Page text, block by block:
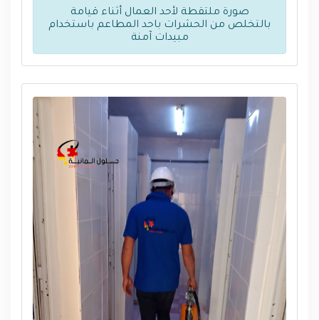
صورة ملتقطة لأحد العمال أثناء قيامة
بالتخلص من الحشرات باحد المطاعم باستخدام
مبيدات آمنة